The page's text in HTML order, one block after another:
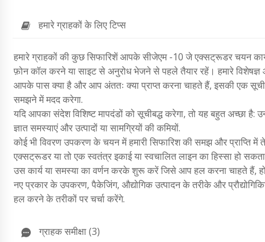
हमारे ग्राहकों के लिए टिप्स
हमारे ग्राहकों की कुछ सिफारिशें आपके सीजेएम -10 जे एक्सट्रूडर चयन
फ़ोन कॉल करने या साइट से अनुरोध भेजने से पहले तैयार रहें। हमारे
आपके पास क्या है और आप अंततः क्या प्राप्त करना चाहते हैं, इसकी एक
समझने में मदद करेगा.
यदि आपका संदेश विशिष्ट मापदंडों को सूचीबद्ध करेगा, तो यह बहुत अच्छा
ज्ञात समस्याएं और उत्पादों या सामग्रियों की कमियों.
कोई भी विवरण उपकरण के चयन में हमारी सिफारिश की समझ और प्राप्ति में
एक्सट्रूडर या तो एक स्वतंत्र इकाई या स्वचालित लाइन का हिस्सा हो
उस कार्य या समस्या का वर्णन करके शुरू करें जिसे आप हल करना चाहते हैं,
नए प्रकार के उपकरण, पैकेजिंग, औद्योगिक उत्पादन के तरीके और
हल करने के तरीकों पर चर्चा करेंगे.
ग्राहक समीक्षा (3)